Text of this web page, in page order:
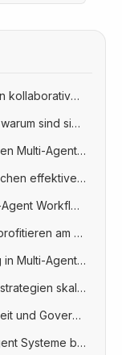
kollaborative KI
sind sie
Multi-Agent
effektive Multi-
Workflows
am meisten
Multi-Agent
skalieren
und Governance
Systeme bereit?